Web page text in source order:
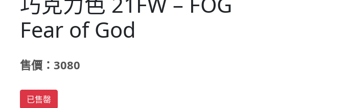
Fear of God
售價：3080
已售罄